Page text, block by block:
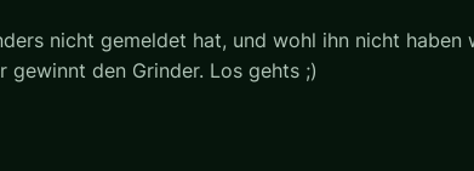
nicht gemeldet hat, und wohl ihn nicht haben
gewinnt den Grinder. Los gehts ;)